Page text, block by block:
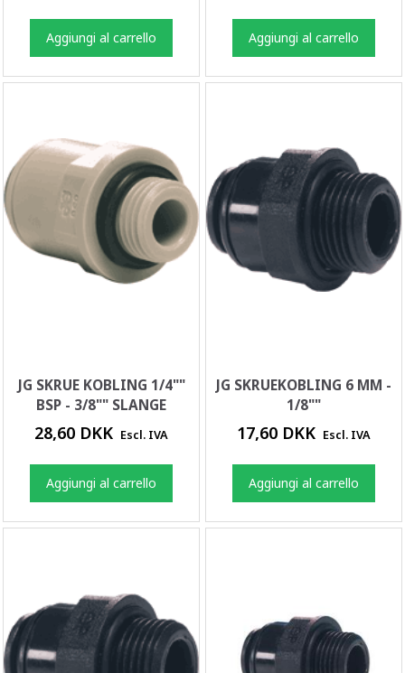
Aggiungi al carrello Aggiungi al carrello
JG SKRUE KOBLING 1/4""
BSP - 3/8"" SLANGE
28,60 DKK Escl. IVA
Aggiungi al carrello
JG SKRUEKOBLING 6 MM -
1/8""
17,60 DKK Escl. IVA
Aggiungi al carrello